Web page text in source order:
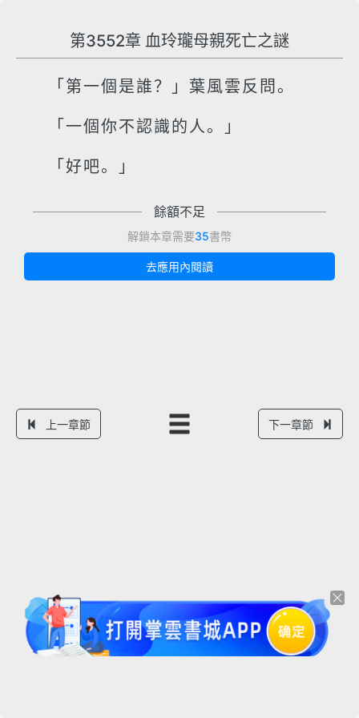
第3552章 血玲瓏母親死亡之謎
「第一個是誰？」葉風雲反問。
「一個你不認識的人。」
「好吧。」
餘額不足
解鎖本章需要35書幣
去應用內閱讀
上一章節 下一章節